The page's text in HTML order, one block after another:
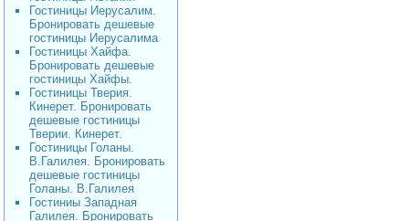
Гостиницы Иерусалим.
Бронировать дешевые
гостиницы Иерусалима
Гостиницы Хайфа.
Бронировать дешевые
гостиницы Хайфы.
Гостиницы Тверия.
Кинерет. Бронировать
дешевые гостиницы
Тверии. Кинерет.
Гостиницы Голаны.
В.Галилея. Бронировать
дешевые гостиницы
Голаны. В.Галилея
Гостиниы Западная
Галилея. Бронировать